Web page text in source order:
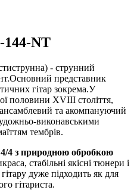
144-NT
- струнний
представник
гітар зокрема.У
половини XVIII століття,
та акомпануючий
виконавськими
тембрів.
4/4 з природною обробкою
стабільні якісні тюнери і
дуже підходить як для
гітариста.